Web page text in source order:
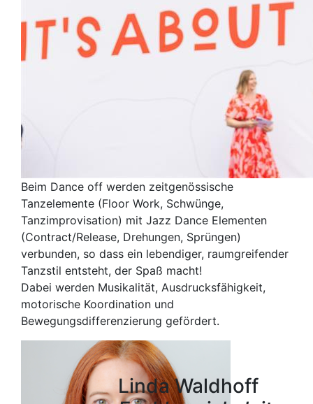
Beim Dance off werden zeitgenössische
Tanzelemente (Floor Work, Schwünge,
Tanzimprovisation) mit Jazz Dance Elementen
(Contract/Release, Drehungen, Sprüngen)
verbunden, so dass ein lebendiger, raumgreifender
Tanzstil entsteht, der Spaß macht!
Dabei werden Musikalität, Ausdrucksfähigkeit,
motorische Koordination und
Bewegungsdifferenzierung gefördert.
Linda Waldhoff